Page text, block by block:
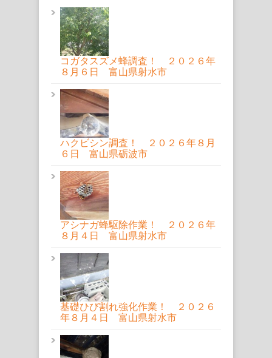
コガタスズメ蜂調査！ ２０２６年
８月６日 富山県射水市
ハクビシン調査！ ２０２６年８月
６日 富山県砺波市
アシナガ蜂駆除作業！ ２０２６年
８月４日 富山県射水市
基礎ひび割れ強化作業！ ２０２６
年８月４日 富山県射水市